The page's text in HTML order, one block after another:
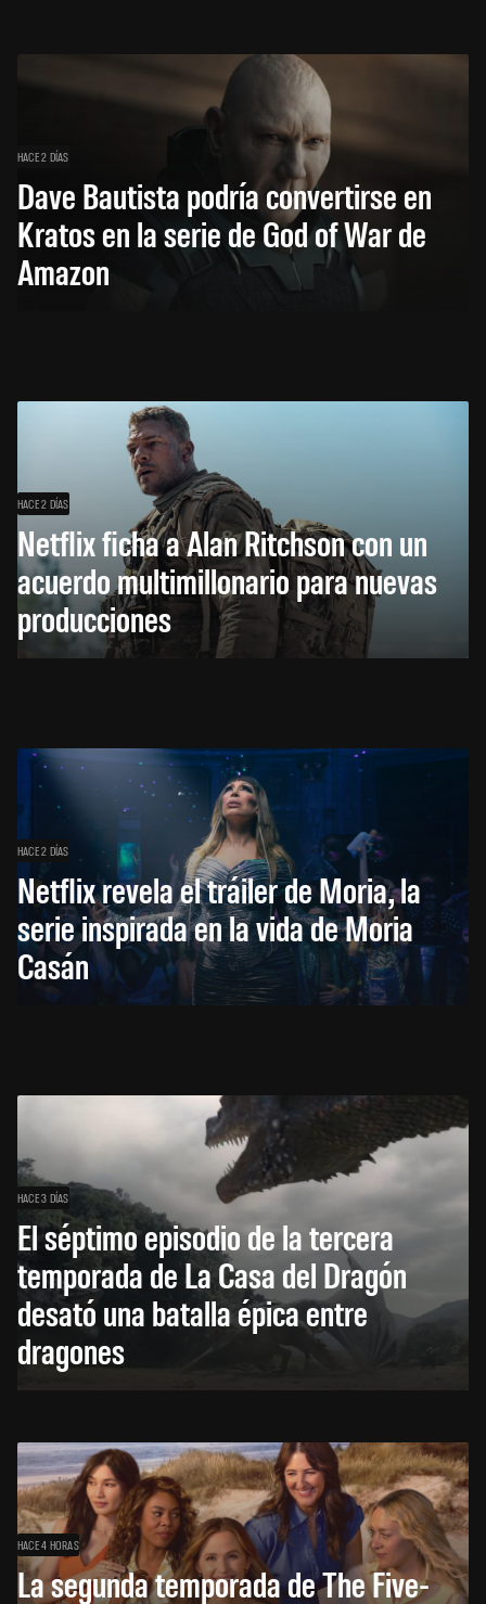
HACE 2 DÍAS
Dave Bautista podría convertirse en
Kratos en la serie de God of War de
Amazon
HACE 2 DÍAS
Netflix ficha a Alan Ritchson con un
acuerdo multimillonario para nuevas
producciones
HACE 2 DÍAS
Netflix revela el tráiler de Moria, la
serie inspirada en la vida de Moria
Casán
HACE 3 DÍAS
El séptimo episodio de la tercera
temporada de La Casa del Dragón
desató una batalla épica entre
dragones
HACE 4 HORAS
La segunda temporada de The Five-